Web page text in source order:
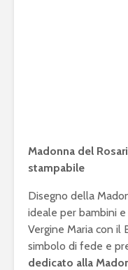
Madonna del
stampabile
Disegno della
ideale per bambini e
Vergine Maria con il
simbolo di fede e
dedicato alla